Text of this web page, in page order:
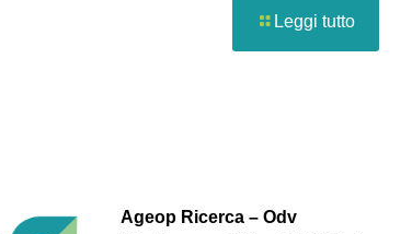
Leggi tutto
Ageop Ricerca – Odv